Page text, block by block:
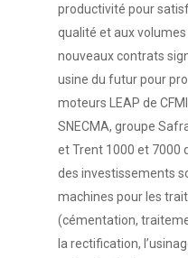
productivité pour
qualité et aux
nouveaux contrats
usine du futur pour
moteurs LEAP de
SNECMA, groupe
et Trent 1000 et 7000
des investissements
machines pour les
(cémentation,
la rectification,